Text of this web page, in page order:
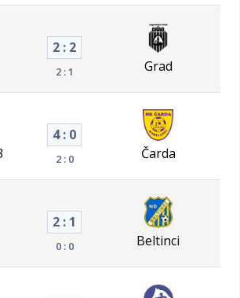
2 : 2
2 : 1 Grad
4 : 0
2 : 0 Čarda
2 : 1
0 : 0 Beltinci